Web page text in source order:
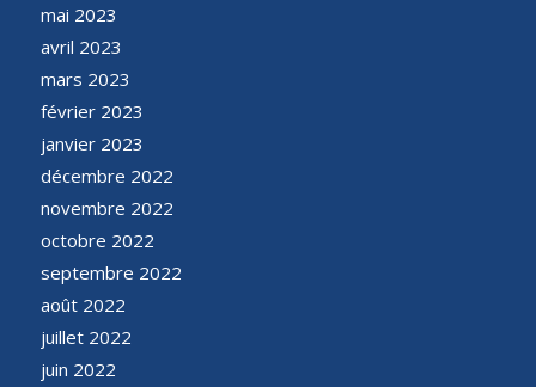
mai 2023
avril 2023
mars 2023
février 2023
janvier 2023
décembre 2022
novembre 2022
octobre 2022
septembre 2022
août 2022
juillet 2022
juin 2022